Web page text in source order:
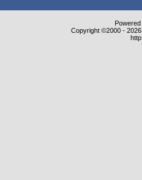
Copyright ©2000 -